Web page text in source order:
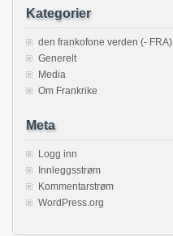
Kategorier
den frankofone verden (- FRA)
Generelt
Media
Om Frankrike
Meta
Logg inn
Innleggsstrøm
Kommentarstrøm
WordPress.org